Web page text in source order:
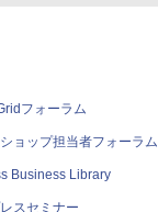
フォーラム
ョップ担当者フォーラム
Business Library
スセミナー